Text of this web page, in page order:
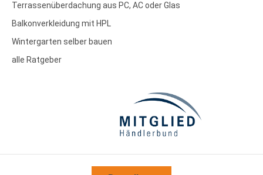
Terrassenüberdachung aus PC, AC oder Glas
Balkonverkleidung mit HPL
Wintergarten selber bauen
alle Ratgeber